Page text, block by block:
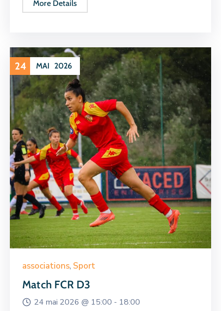
More Details
24 MAI 2026
associations, Sport
Match FCR D3
24 mai 2026 @ 15:00 - 18:00